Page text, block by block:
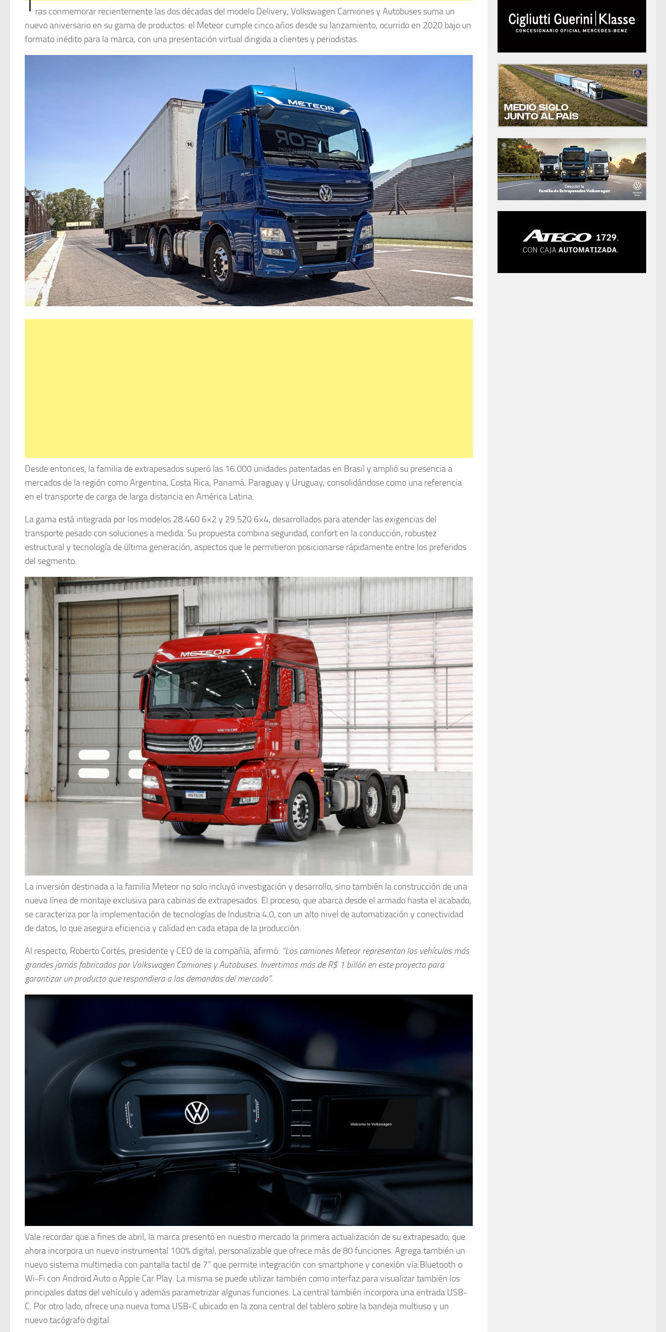
Tras conmemorar recientemente las dos décadas del modelo Delivery, Volkswagen Camiones y Autobuses suma un
nuevo aniversario en su gama de productos: el Meteor cumple cinco años desde su lanzamiento, ocurrido en 2020 bajo un
formato inédito para la marca, con una presentación virtual dirigida a clientes y periodistas.
Desde entonces, la familia de extrapesados superó las 16.000 unidades patentadas en Brasil y amplió su presencia a
mercados de la región como Argentina, Costa Rica, Panamá, Paraguay y Uruguay, consolidándose como una referencia
en el transporte de carga de larga distancia en América Latina.
La gama está integrada por los modelos 28.460 6×2 y 29.520 6×4, desarrollados para atender las exigencias del
transporte pesado con soluciones a medida. Su propuesta combina seguridad, confort en la conducción, robustez
estructural y tecnología de última generación, aspectos que le permitieron posicionarse rápidamente entre los preferidos
del segmento.
La inversión destinada a la familia Meteor no solo incluyó investigación y desarrollo, sino también la construcción de una
nueva línea de montaje exclusiva para cabinas de extrapesados. El proceso, que abarca desde el armado hasta el acabado,
se caracteriza por la implementación de tecnologías de Industria 4.0, con un alto nivel de automatización y conectividad
de datos, lo que asegura eficiencia y calidad en cada etapa de la producción.
Al respecto, Roberto Cortés, presidente y CEO de la compañía, afirmó: “Los camiones Meteor representan los vehículos más
grandes jamás fabricados por Volkswagen Camiones y Autobuses. Invertimos más de R$ 1 billón en este proyecto para
garantizar un producto que respondiera a las demandas del mercado”.
Vale recordar que a fines de abril, la marca presentó en nuestro mercado la primera actualización de su extrapesado, que
ahora incorpora un nuevo instrumental 100% digital, personalizable que ofrece más de 80 funciones. Agrega también un
nuevo sistema multimedia con pantalla tactil de 7” que permite integración con smartphone y conexión vía Bluetooth o
Wi-Fi con Android Auto o Apple Car Play. La misma se puede utilizar también como interfaz para visualizar también los
principales datos del vehículo y además parametrizar algunas funciones. La central también incorpora una entrada USB-
C. Por otro lado, ofrece una nueva toma USB-C ubicado en la zona central del tablero sobre la bandeja multiuso y un
nuevo tacógrafo digital.